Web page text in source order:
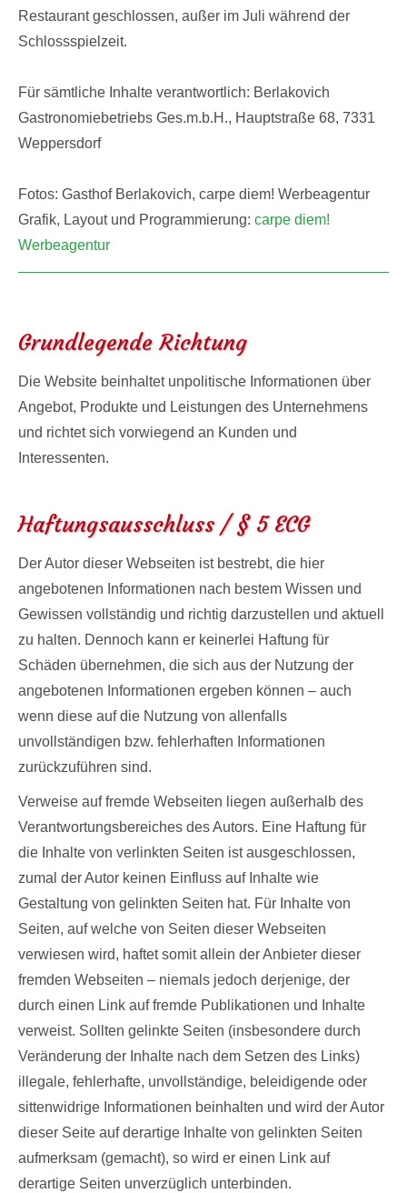
Restaurant geschlossen, außer im Juli während der
Schlossspielzeit.
Für sämtliche Inhalte verantwortlich: Berlakovich
Gastronomiebetriebs Ges.m.b.H., Hauptstraße 68, 7331
Weppersdorf
Fotos: Gasthof Berlakovich, carpe diem! Werbeagentur
Grafik, Layout und Programmierung: carpe diem!
Werbeagentur
Grundlegende Richtung
Die Website beinhaltet unpolitische Informationen über
Angebot, Produkte und Leistungen des Unternehmens
und richtet sich vorwiegend an Kunden und
Interessenten.
Haftungsausschluss / § 5 ECG
Der Autor dieser Webseiten ist bestrebt, die hier
angebotenen Informationen nach bestem Wissen und
Gewissen vollständig und richtig darzustellen und aktuell
zu halten. Dennoch kann er keinerlei Haftung für
Schäden übernehmen, die sich aus der Nutzung der
angebotenen Informationen ergeben können – auch
wenn diese auf die Nutzung von allenfalls
unvollständigen bzw. fehlerhaften Informationen
zurückzuführen sind.
Verweise auf fremde Webseiten liegen außerhalb des
Verantwortungsbereiches des Autors. Eine Haftung für
die Inhalte von verlinkten Seiten ist ausgeschlossen,
zumal der Autor keinen Einfluss auf Inhalte wie
Gestaltung von gelinkten Seiten hat. Für Inhalte von
Seiten, auf welche von Seiten dieser Webseiten
verwiesen wird, haftet somit allein der Anbieter dieser
fremden Webseiten – niemals jedoch derjenige, der
durch einen Link auf fremde Publikationen und Inhalte
verweist. Sollten gelinkte Seiten (insbesondere durch
Veränderung der Inhalte nach dem Setzen des Links)
illegale, fehlerhafte, unvollständige, beleidigende oder
sittenwidrige Informationen beinhalten und wird der Autor
dieser Seite auf derartige Inhalte von gelinkten Seiten
aufmerksam (gemacht), so wird er einen Link auf
derartige Seiten unverzüglich unterbinden.